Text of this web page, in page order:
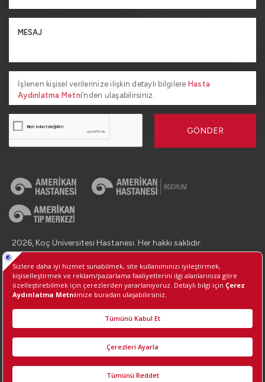
İşlenen kişisel verilerinize ilişkin detaylı bilgilere Hasta
Aydınlatma Metni’nden ulaşabilirsiniz.
GÖNDER
2026, Koç Üniversitesi Hastanesi. Her hakkı saklıdır.
İletişim : +90 (850) 250 8 250
Kişisel Verilerin Korunması
Bilgi Toplumu Hizmetleri
Çerez Tercihlerini Yönetin